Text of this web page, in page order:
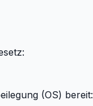
(OS) bereit: